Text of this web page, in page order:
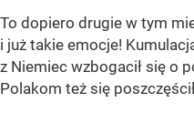
To dopiero drugie w tym
i już takie emocje!
z Niemiec wzbogacił się o
Polakom też się